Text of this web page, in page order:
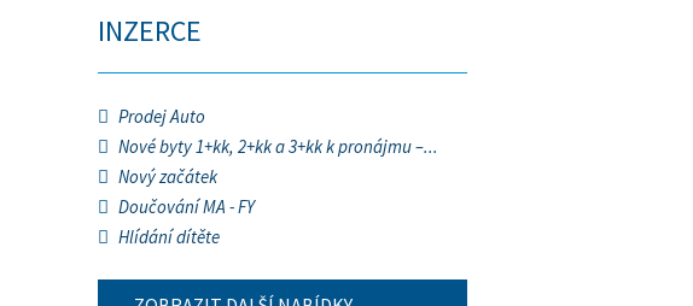
INZERCE
Prodej Auto
Nové byty 1+kk, 2+kk a 3+kk k pronájmu –...
Nový začátek
Doučování MA - FY
Hlídání dítěte